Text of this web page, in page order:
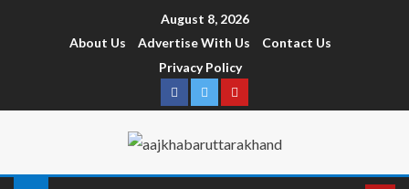
August 8, 2026
About Us
Advertise With Us
Contact Us
Privacy Policy